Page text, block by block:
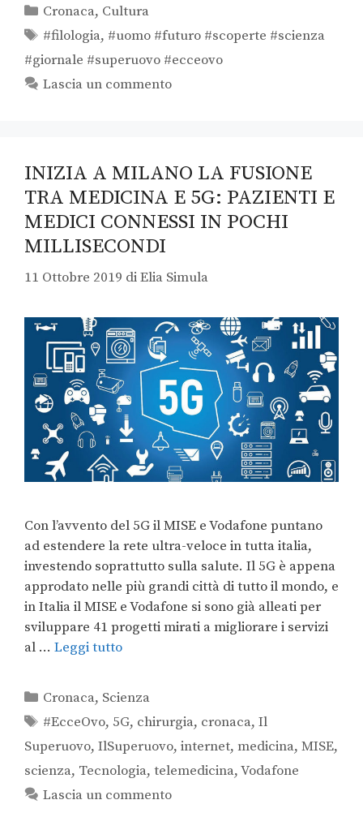
Cronaca, Cultura
#filologia, #uomo #futuro #scoperte #scienza
#giornale #superuovo #ecceovo
Lascia un commento
INIZIA A MILANO LA FUSIONE
TRA MEDICINA E 5G: PAZIENTI E
MEDICI CONNESSI IN POCHI
MILLISECONDI
11 Ottobre 2019 diElia Simula
Con l’avvento del 5G il MISE e Vodafone puntano
ad estendere la rete ultra-veloce in tutta italia,
investendo soprattutto sulla salute. Il 5G è appena
approdato nelle più grandi città di tutto il mondo, e
in Italia il MISE e Vodafone si sono già alleati per
sviluppare 41 progetti mirati a migliorare i servizi
al … Leggi tutto
Cronaca, Scienza
#EcceOvo, 5G, chirurgia, cronaca,Il
Superuovo, IlSuperuovo, internet, medicina, MISE,
scienza, Tecnologia, telemedicina,Vodafone
Lascia un commento